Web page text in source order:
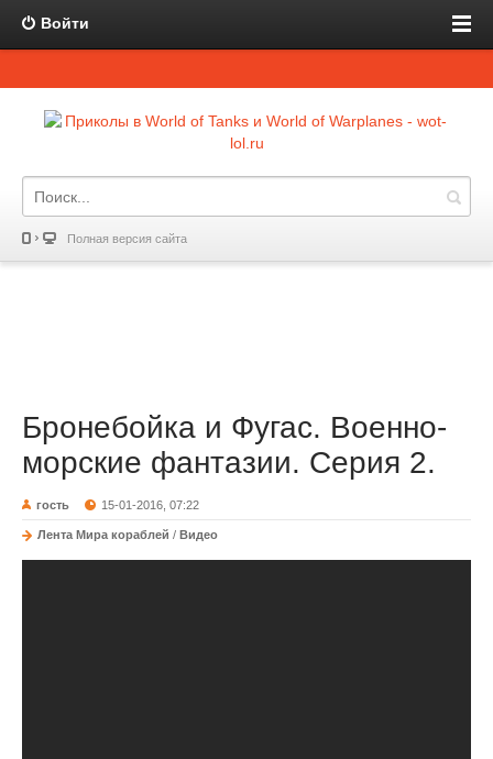
Войти
Полная версия сайта
Бронебойка и Фугас. Военно-
морские фантазии. Серия 2.
гость 15-01-2016, 07:22
Лента Мира кораблей / Видео